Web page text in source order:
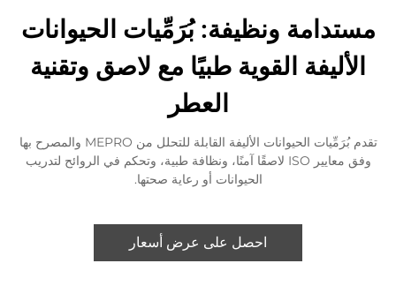
مستدامة ونظيفة: بُرَمِّيات الحيوانات
الأليفة القوية طبيًا مع لاصق وتقنية
العطر
تقدم بُرَمِّيات الحيوانات الأليفة القابلة للتحلل من MEPRO والمصرح بها
وفق معايير ISO لاصقًا آمنًا، ونظافة طبية، وتحكم في الروائح لتدريب
الحيوانات أو رعاية صحتها.
احصل على عرض أسعار